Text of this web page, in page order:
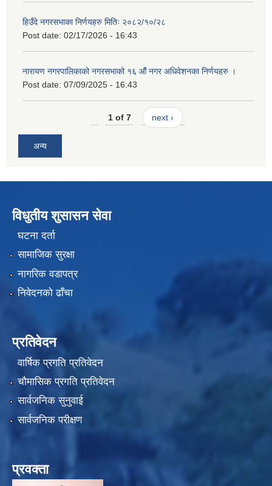
हिउँदे नगरसभाका निर्णयहरु मितिः २०८२/१०/२८
Post date: 02/17/2026 - 16:43
नारायण नगरपालिकाको नगरसभाको १६ औं नगर अधिवेशनका निर्णयहरु ।
Post date: 07/09/2025 - 16:43
1 of 7 next ›
अन्य
विधुतीय शुसासन सेवा
घटना दर्ता
सामाजिक सुरक्षा
नागरिक वडापत्र
निवेदनको ढाँचा
प्रतिवेदन
वार्षिक प्रगति प्रतिवेदन
चौमासिक प्रगति प्रतिवेदन
सार्वजनिक सुनुवाई
सार्वजनिक परीक्षण
प्रवक्ता